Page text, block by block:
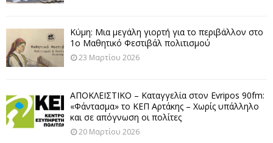
Κύμη: Μια μεγάλη γιορτή για το περιβάλλον στο
1ο Μαθητικό Φεστιβάλ πολιτισμού
23 Μαρτίου 2026
ΑΠΟΚΛΕΙΣΤΙΚΟ – Καταγγελία στον Evripos 90fm:
«Φάντασμα» το ΚΕΠ Αρτάκης – Χωρίς υπάλληλο
και σε απόγνωση οι πολίτες
20 Μαρτίου 2026